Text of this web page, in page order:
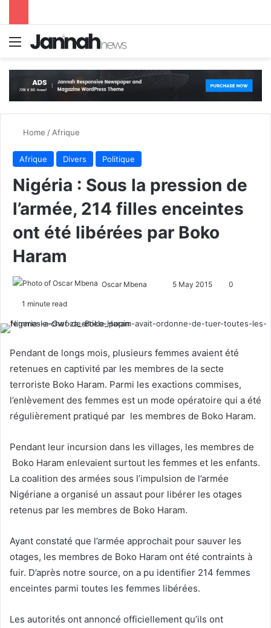
Menu
Home / Afrique
Afrique Divers Politique
Nigéria : Sous la pression de
l’armée, 214 filles enceintes
ont été libérées par Boko
Haram
Oscar Mbena
d
n
e
m
a
i
5 May 2015 0
1 minute read
Pendant de longs mois, plusieurs femmes avaient été
retenues en captivité par les membres de la secte
terroriste Boko Haram. Parmi les exactions commises,
l’enlèvement des femmes est un mode opératoire qui a été
régulièrement pratiqué par les membres de Boko Haram.
Pendant leur incursion dans les villages, les membres de
Boko Haram enlevaient surtout les femmes et les enfants.
La coalition des armées sous l’impulsion de l’armée
Nigériane a organisé un assaut pour libérer les otages
retenus par les membres de Boko Haram.
Ayant constaté que l’armée approchait pour sauver les
otages, les membres de Boko Haram ont été contraints à
fuir. D’après notre source, on a pu identifier 214 femmes
enceintes parmi toutes les femmes libérées.
Les autorités ont annoncé officiellement qu’ils ont